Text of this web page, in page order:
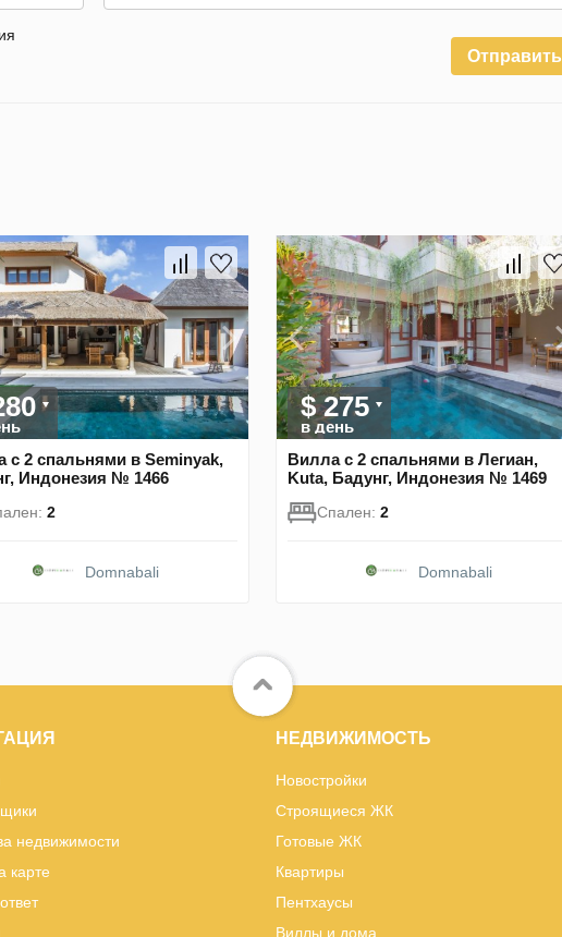
Отправить
с 2 спальнями в Seminyak,
Индонезия № 1466
2
Domnabali
$ 275
в день
Вилла с 2 спальнями в Легиан,
Kuta, Бадунг, Индонезия № 1469
Спален: 2
Domnabali
недвижимости
карте
НЕДВИЖИМОСТЬ
Новостройки
Строящиеся ЖК
Готовые ЖК
Квартиры
Пентхаусы
Виллы и дома